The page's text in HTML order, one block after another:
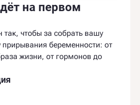
на первом
так, чтобы за собрать вашу
прирывания беременности: от
жизни, от гормонов до